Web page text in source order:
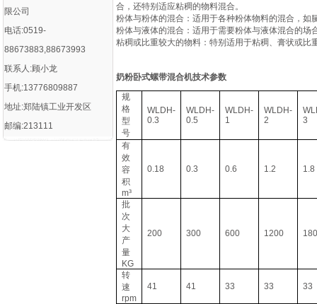
限公司
电话:0519-
88673883,88673993
联系人:顾小龙
手机:13776809887
地址:郑陆镇工业开发区
邮编:213111
合，还特别适应粘稠的物料混合。
粉体与粉体的混合‌：适用于各种粉体物料的混合，如
粉体与液体的混合‌：适用于需要粉体与液体混合的场
粘稠或比重较大的物料‌：特别适用于粘稠、膏状或
奶粉卧式螺带混合机技术参数
规
格
型
号
WLDH-
0.3
WLDH-
0.5
WLDH-
1
WLDH-
2
3
有
效
容
积
m³
0.18 0.3 0.6 1.2 1.8
批
次
大
产
量
KG
200 300 600 1200
转
速
rpm
41 41 33 33 33